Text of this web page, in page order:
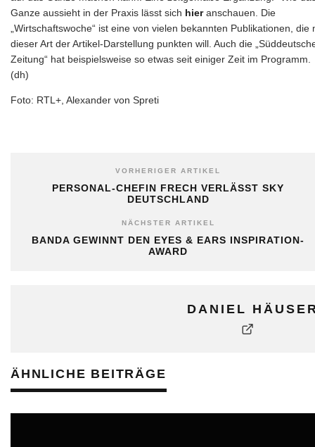
Ganze aussieht in der Praxis lässt sich hier anschauen. Die
„Wirtschaftswoche“ ist eine von vielen bekannten Publikationen, die
dieser Art der Artikel-Darstellung punkten will. Auch die
Zeitung“ hat beispielsweise so etwas seit einiger Zeit im Programm.
(dh)
Foto: RTL+, Alexander von Spreti
VORHERIGER ARTIKEL
PERSONAL-CHEFIN FRECH VERLÄSST SKY
DEUTSCHLAND
NÄCHSTER ARTIKEL
BANDA GEWINNT DEN EYES & EARS INSPIRATION-
AWARD
DANIEL
ÄHNLICHE BEITRÄGE